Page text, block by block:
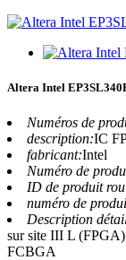
Altera Intel
Numéros de
description:IC
fabricant:Intel
Numéro de
ID de produit
numéro de
Description
sur site III L
FCBGA